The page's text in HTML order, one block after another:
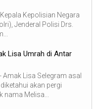
Kepolisian Negara
Jenderal Polisi Drs.
Lisa Umrah di Antar
Amak Lisa Selegram asal
akan pergi
Melisa...